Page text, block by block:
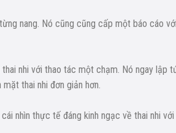
nang. Nó cũng cũng cấp một báo cáo với
nhi với thao tác một chạm. Nó ngay lập
thai nhi đơn giản hơn.
nhìn thực tế đáng kinh ngạc về thai nhi với